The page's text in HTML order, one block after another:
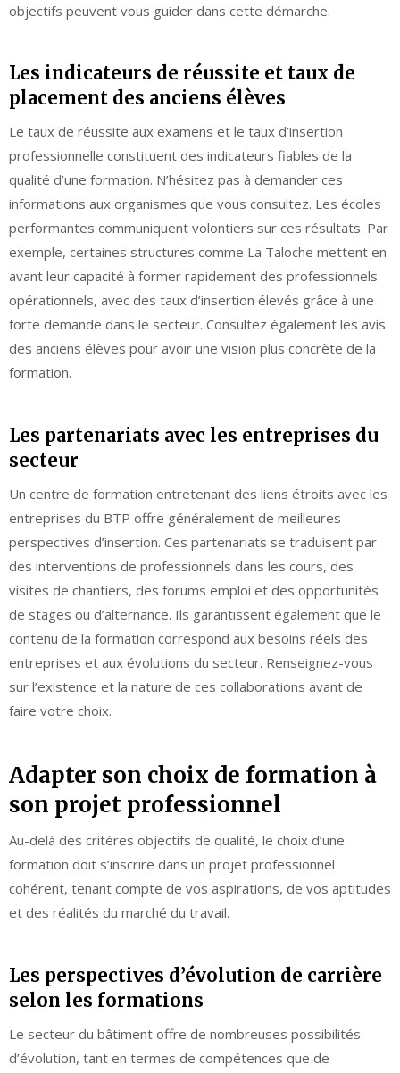
objectifs peuvent vous guider dans cette démarche.
Les indicateurs de réussite et taux de
placement des anciens élèves
Le taux de réussite aux examens et le taux d’insertion
professionnelle constituent des indicateurs fiables de la
qualité d’une formation. N’hésitez pas à demander ces
informations aux organismes que vous consultez. Les écoles
performantes communiquent volontiers sur ces résultats. Par
exemple, certaines structures comme La Taloche mettent en
avant leur capacité à former rapidement des professionnels
opérationnels, avec des taux d’insertion élevés grâce à une
forte demande dans le secteur. Consultez également les avis
des anciens élèves pour avoir une vision plus concrète de la
formation.
Les partenariats avec les entreprises du
secteur
Un centre de formation entretenant des liens étroits avec les
entreprises du BTP offre généralement de meilleures
perspectives d’insertion. Ces partenariats se traduisent par
des interventions de professionnels dans les cours, des
visites de chantiers, des forums emploi et des opportunités
de stages ou d’alternance. Ils garantissent également que le
contenu de la formation correspond aux besoins réels des
entreprises et aux évolutions du secteur. Renseignez-vous
sur l’existence et la nature de ces collaborations avant de
faire votre choix.
Adapter son choix de formation à
son projet professionnel
Au-delà des critères objectifs de qualité, le choix d’une
formation doit s’inscrire dans un projet professionnel
cohérent, tenant compte de vos aspirations, de vos aptitudes
et des réalités du marché du travail.
Les perspectives d’évolution de carrière
selon les formations
Le secteur du bâtiment offre de nombreuses possibilités
d’évolution, tant en termes de compétences que de